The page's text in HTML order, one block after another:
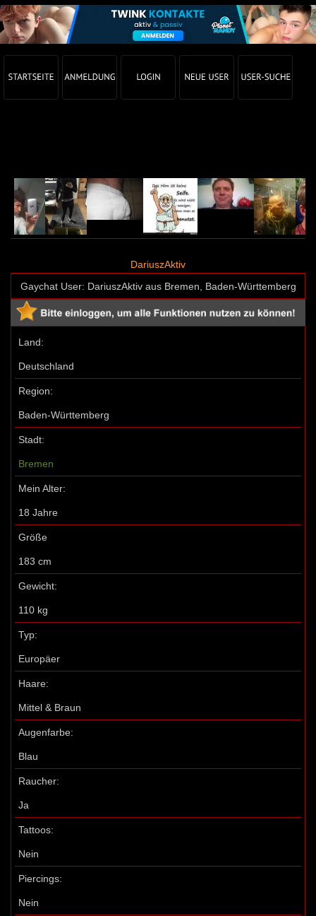
DariuszAktiv
Gaychat User: DariuszAktiv aus Bremen, Baden-Württemberg
Land:
Deutschland
Region:
Baden-Württemberg
Stadt:
Bremen
Mein Alter:
18 Jahre
Größe
183 cm
Gewicht:
110 kg
Typ:
Europäer
Haare:
Mittel & Braun
Augenfarbe:
Blau
Raucher:
Ja
Tattoos:
Nein
Piercings:
Nein